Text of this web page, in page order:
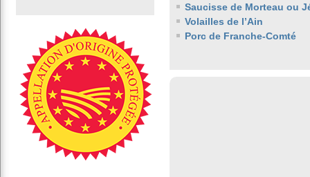
Saucisse de Morteau ou
Volailles de l’Ain
Porc de Franche-Comté